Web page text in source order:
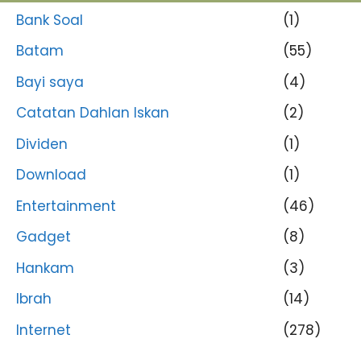
Bank Soal
(1)
Batam
(55)
Bayi saya
(4)
Catatan Dahlan Iskan
(2)
Dividen
(1)
Download
(1)
Entertainment
(46)
Gadget
(8)
Hankam
(3)
Ibrah
(14)
Internet
(278)